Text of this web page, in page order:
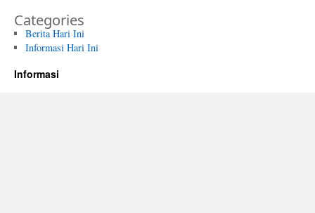
Categories
Berita Hari Ini
Informasi Hari Ini
Informasi